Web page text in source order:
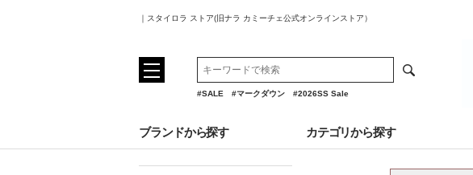
｜スタイロラ ストア(旧ナラ カミーチェ公式オンラインストア）
#SALE #マークダウン #2026SS Sale
ブランドから探す カテゴリから探す